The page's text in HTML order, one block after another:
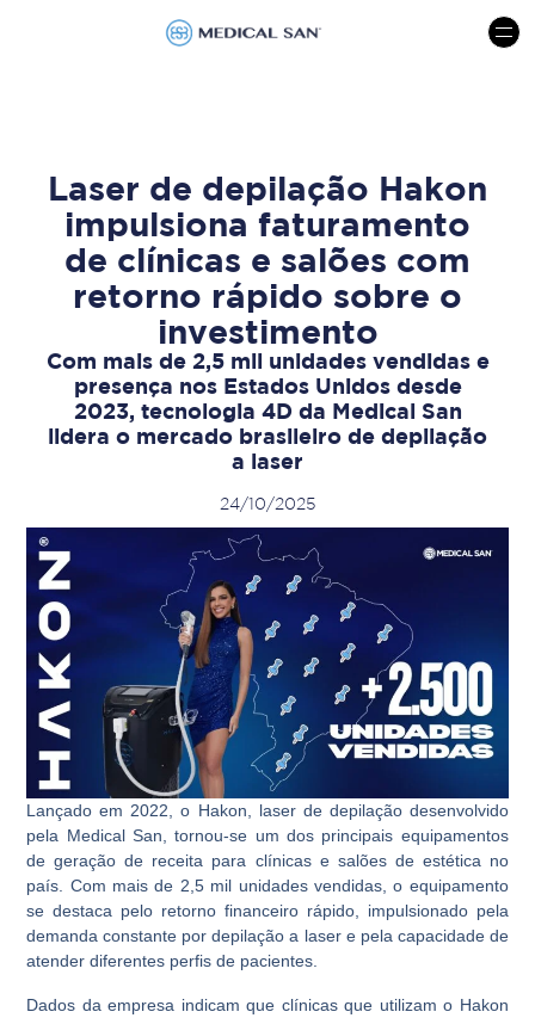
menu
Laser de depilação Hakon
impulsiona faturamento
de clínicas e salões com
retorno rápido sobre o
investimento
Com mais de 2,5 mil unidades vendidas e
presença nos Estados Unidos desde
2023, tecnologia 4D da Medical San
lidera o mercado brasileiro de depilação
a laser
24/10/2025
Lançado em 2022, o Hakon, laser de depilação desenvolvido
pela Medical San, tornou-se um dos principais equipamentos
de geração de receita para clínicas e salões de estética no
país. Com mais de 2,5 mil unidades vendidas, o equipamento
se destaca pelo retorno financeiro rápido, impulsionado pela
demanda constante por depilação a laser e pela capacidade de
atender diferentes perfis de pacientes.
Dados da empresa indicam que clínicas que utilizam o Hakon